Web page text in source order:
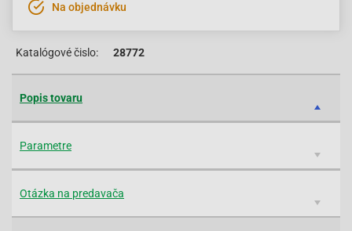
Na objednávku
Katalógové čislo: 28772
Popis tovaru
Parametre
Otázka na predavača